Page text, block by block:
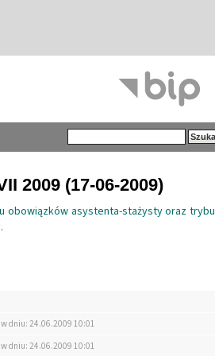
2009 (17-06-2009)
obowiązków asystenta-stażysty oraz trybu
w dniu: 24.06.2009 10:01
w dniu: 24.06.2009 10:01